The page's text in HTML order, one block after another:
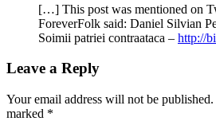
[…] This post was mentioned on
ForeverFolk said: Daniel Silvian
Soimii patriei contraataca – http://
Leave a Reply
Your email address will not be published.
marked *